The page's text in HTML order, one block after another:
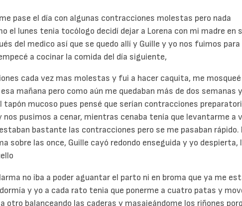
pase el día con algunas contracciones molestas pero nada
el lunes tenia tocólogo decidí dejar a Lorena con mi madre en
del medico así que se quedo allí y Guille y yo nos fuimos para
a cocinar la comida del día siguiente,
cada vez mas molestas y fui a hacer caquita, me mosqueé
mañana pero como aún me quedaban más de dos semanas
tapón mucoso pues pensé que serían contracciones
nos pusimos a cenar, mientras cenaba tenía que levantarme a
bastante las contracciones pero se me pasaban rápido.
sobre las once, Guille cayó redondo enseguida y yo despierta,
no iba a poder aguantar el parto ni en broma que ya me
y yo a cada rato tenia que ponerme a cuatro patas y
otro balanceando las caderas y masajeándome los riñones